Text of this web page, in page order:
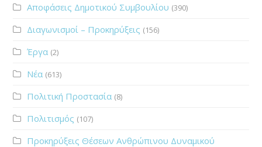
Αποφάσεις Δημοτικού Συμβουλίου (390)
Διαγωνισμοί – Προκηρύξεις (156)
Έργα (2)
Νέα (613)
Πολιτική Προστασία (8)
Πολιτισμός (107)
Προκηρύξεις Θέσεων Ανθρώπινου Δυναμικού